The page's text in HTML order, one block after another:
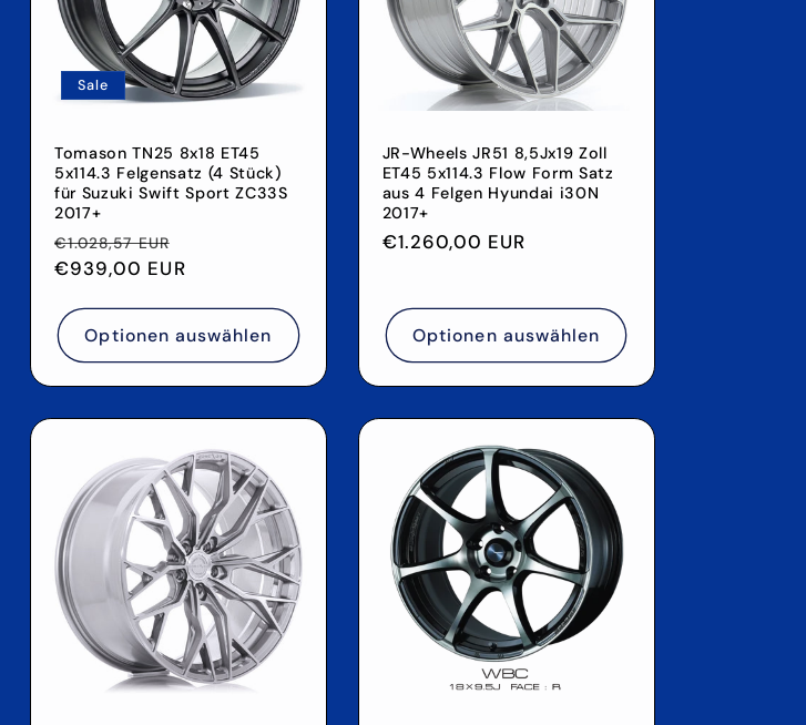
Sale
Tomason TN25 8x18 ET45
5x114.3 Felgensatz (4 Stück)
für Suzuki Swift Sport ZC33S
2017+
Normaler
Preis
€1.028,57 EUR
€939,00 EUR
Optionen auswählen
JR-Wheels JR51 8,5Jx19 Zoll
ET45 5x114.3 Flow Form Satz
aus 4 Felgen Hyundai i30N
2017+
Normaler
€1.260,00 EUR
Optionen auswählen